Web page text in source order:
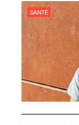
SANTÉ